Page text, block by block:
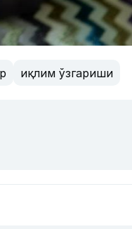
иқлим ўзгариши